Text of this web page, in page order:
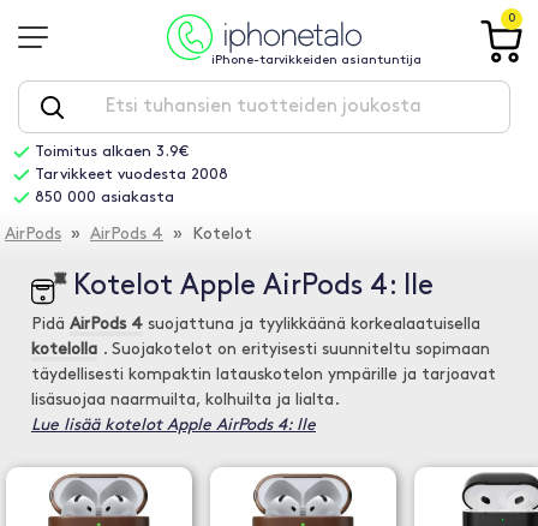
iPhone-tarvikkeiden asiantuntija
0
Toimitus alkaen 3.9€
Tarvikkeet vuodesta 2008
850 000 asiakasta
AirPods » AirPods 4 » Kotelot
Kotelot Apple AirPods 4: lle
Pidä AirPods 4 suojattuna ja tyylikkäänä korkealaatuisella
kotelolla . Suojakotelot on erityisesti suunniteltu sopimaan
täydellisesti kompaktin latauskotelon ympärille ja tarjoavat
lisäsuojaa naarmuilta, kolhuilta ja lialta.
Lue lisää kotelot Apple AirPods 4: lle